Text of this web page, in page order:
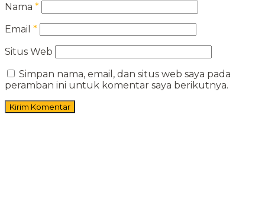
Nama *
Email *
Situs Web
Simpan nama, email, dan situs web saya pada
peramban ini untuk komentar saya berikutnya.